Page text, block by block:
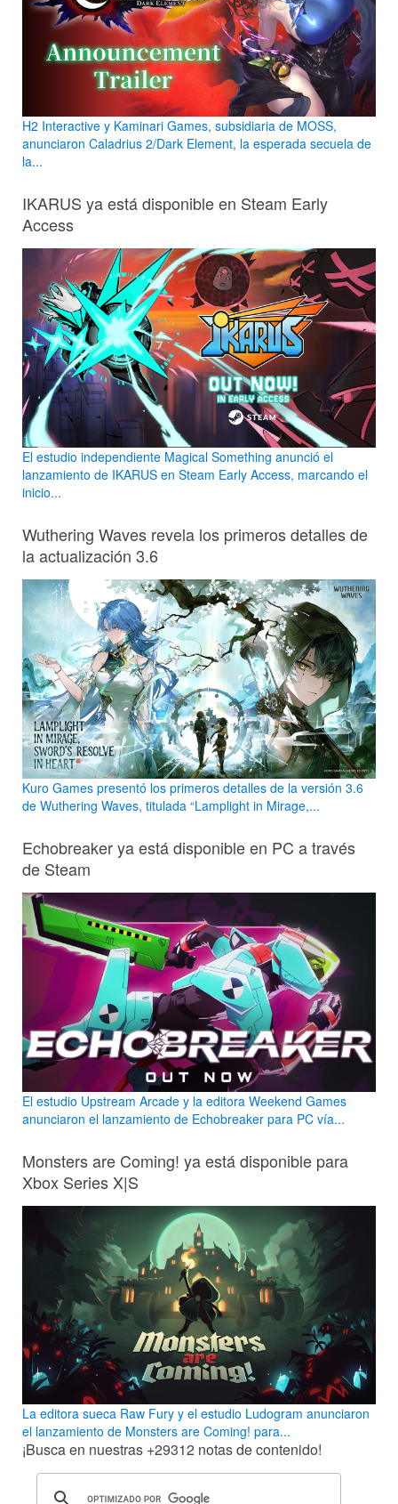
H2 Interactive y Kaminari Games, subsidiaria de MOSS,
anunciaron Caladrius 2/Dark Element, la esperada secuela de
la...
IKARUS ya está disponible en Steam Early
Access
El estudio independiente Magical Something anunció el
lanzamiento de IKARUS en Steam Early Access, marcando el
inicio...
Wuthering Waves revela los primeros detalles de
la actualización 3.6
Kuro Games presentó los primeros detalles de la versión 3.6
de Wuthering Waves, titulada “Lamplight in Mirage,...
Echobreaker ya está disponible en PC a través
de Steam
El estudio Upstream Arcade y la editora Weekend Games
anunciaron el lanzamiento de Echobreaker para PC vía...
Monsters are Coming! ya está disponible para
Xbox Series X|S
La editora sueca Raw Fury y el estudio Ludogram anunciaron
el lanzamiento de Monsters are Coming! para...
¡Busca en nuestras +29312 notas de contenido!